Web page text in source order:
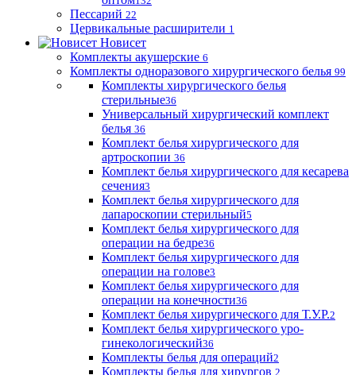
Пессарий 22
Цервикальные расширители 1
Новисет
Комплекты акушерские 6
Комплекты одноразового хирургического белья 99
Комплекты хирургического белья
стерильные36
Универсальный хирургический комплект
белья 36
Комплект белья хирургического для
артроскопии 36
Комплект белья хирургического для кесарева
сечения3
Комплект белья хирургического для
лапароскопии стерильный5
Комплект белья хирургического для
операции на бедре36
Комплект белья хирургического для
операции на голове3
Комплект белья хирургического для
операции на конечности36
Комплект белья хирургического для Т.У.Р.2
Комплект белья хирургического уро-
гинекологический36
Комплекты белья для операций2
Комплекты белья для хирургов 2